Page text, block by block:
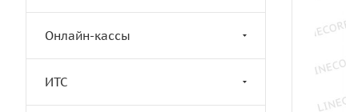
Онлайн-кассы
ИТС